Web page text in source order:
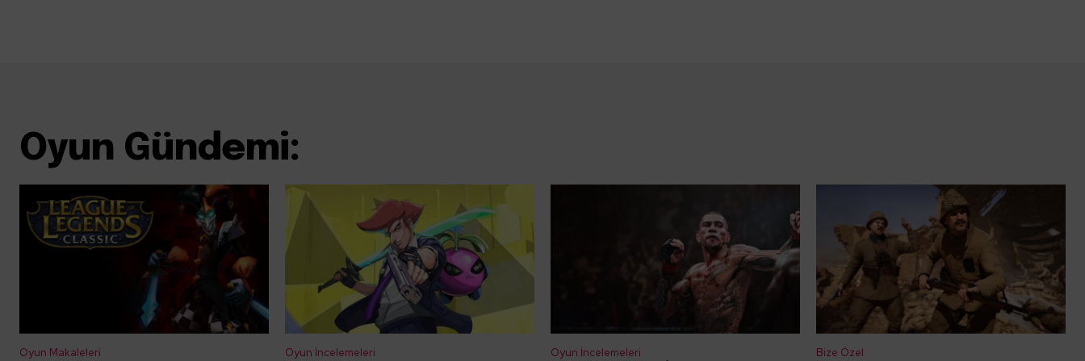
Oyun Gündemi:
Oyun Makaleleri Oyun İncelemeleri Oyun İncelemeleri Bize Özel